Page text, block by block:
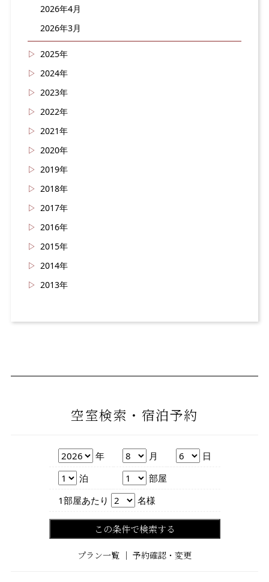
2026年4月
2026年3月
2025年
2024年
2023年
2022年
2021年
2020年
2019年
2018年
2017年
2016年
2015年
2014年
2013年
空室検索・宿泊予約
年 年 月 月 日
日
泊数 泊 部屋数 部屋
1部屋あたり
人数 名様
この条件で検索する
プラン一覧 ｜ 予約確認・変更